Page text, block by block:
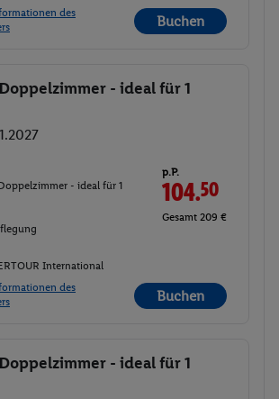
des
Buchen
- ideal für 1
- ideal für 1
p.P.
104.50
Gesamt 209 €
International
des
Buchen
- ideal für 1